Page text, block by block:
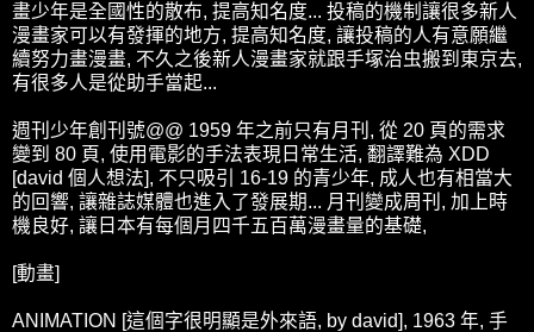
畫少年是全國性的散布, 提高知名度... 投稿的機制讓很多新人
漫畫家可以有發揮的地方, 提高知名度, 讓投稿的人有意願繼
續努力畫漫畫, 不久之後新人漫畫家就跟手塚治虫搬到東京去,
有很多人是從助手當起...
週刊少年創刊號@@ 1959 年之前只有月刊, 從 20 頁的需求
變到 80 頁, 使用電影的手法表現日常生活, 翻譯難為 XDD
[david 個人想法], 不只吸引 16-19 的青少年, 成人也有相當大
的回響, 讓雜誌媒體也進入了發展期... 月刊變成周刊, 加上時
機良好, 讓日本有每個月四千五百萬漫畫量的基礎,
[動畫]
ANIMATION [這個字很明顯是外來語, by david], 1963 年, 手